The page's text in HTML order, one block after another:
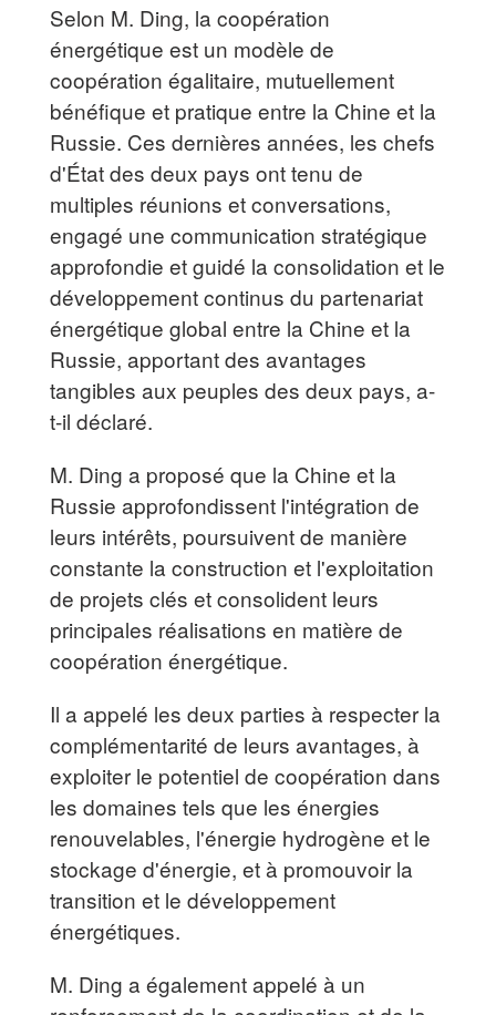
Selon M. Ding, la coopération
énergétique est un modèle de
coopération égalitaire, mutuellement
bénéfique et pratique entre la Chine et la
Russie. Ces dernières années, les chefs
d'État des deux pays ont tenu de
multiples réunions et conversations,
engagé une communication stratégique
approfondie et guidé la consolidation et le
développement continus du partenariat
énergétique global entre la Chine et la
Russie, apportant des avantages
tangibles aux peuples des deux pays, a-
t-il déclaré.
M. Ding a proposé que la Chine et la
Russie approfondissent l'intégration de
leurs intérêts, poursuivent de manière
constante la construction et l'exploitation
de projets clés et consolident leurs
principales réalisations en matière de
coopération énergétique.
Il a appelé les deux parties à respecter la
complémentarité de leurs avantages, à
exploiter le potentiel de coopération dans
les domaines tels que les énergies
renouvelables, l'énergie hydrogène et le
stockage d'énergie, et à promouvoir la
transition et le développement
énergétiques.
M. Ding a également appelé à un